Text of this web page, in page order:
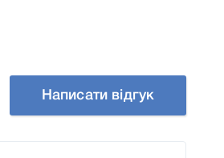
Написати відгук